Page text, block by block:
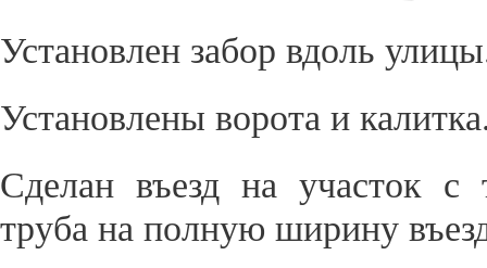
Установлен забор вдоль
Установлены ворота и
Сделан въезд на участок с
труба на полную ширину